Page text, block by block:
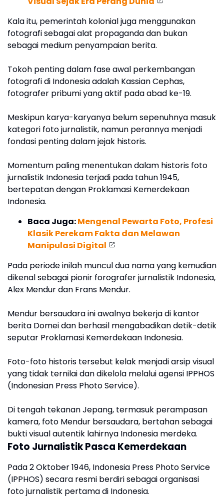
Kala itu, pemerintah kolonial juga menggunakan
fotografi sebagai alat propaganda dan bukan
sebagai medium penyampaian berita.
Tokoh penting dalam fase awal perkembangan
fotografi di Indonesia adalah Kassian Cephas,
fotografer pribumi yang aktif pada abad ke-19.
Meskipun karya-karyanya belum sepenuhnya masuk
kategori foto jurnalistik, namun perannya menjadi
fondasi penting dalam jejak historis.
Momentum paling menentukan dalam historis foto
jurnalistik Indonesia terjadi pada tahun 1945,
bertepatan dengan Proklamasi Kemerdekaan
Indonesia.
Baca Juga:Mengenal Pewarta Foto, Profesi
Klasik Perekam Fakta dan Melawan
Manipulasi Digital
Pada periode inilah muncul dua nama yang kemudian
dikenal sebagai pionir forografer jurnalistik Indonesia,
Alex Mendur dan Frans Mendur.
Mendur bersaudara ini awalnya bekerja di kantor
berita Domei dan berhasil mengabadikan detik-detik
seputar Proklamasi Kemerdekaan Indonesia.
Foto-foto historis tersebut kelak menjadi arsip visual
yang tidak ternilai dan dikelola melalui agensi IPPHOS
(Indonesian Press Photo Service).
Di tengah tekanan Jepang, termasuk perampasan
kamera, foto Mendur bersaudara, bertahan sebagai
bukti visual autentik lahirnya Indonesia merdeka.
Foto Jurnalistik Pasca Kemerdekaan
Pada 2 Oktober 1946, Indonesia Press Photo Service
(IPPHOS) secara resmi berdiri sebagai organisasi
foto jurnalistik pertama di Indonesia.